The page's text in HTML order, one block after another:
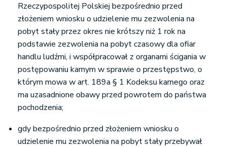
Rzeczypospolitej Polskiej bezpośrednio przed
złożeniem wniosku o udzielenie mu zezwolenia na
pobyt stały przez okres nie krótszy niż 1 rok na
podstawie zezwolenia na pobyt czasowy dla ofiar
handlu ludźmi, i współpracował z organami ścigania w
postępowaniu karnym w sprawie o przestępstwo, o
którym mowa w art. 189a § 1 Kodeksu karnego oraz
ma uzasadnione obawy przed powrotem do państwa
pochodzenia;
gdy bezpośrednio przed złożeniem wniosku o
udzielenie mu zezwolenia na pobyt stały przebywał